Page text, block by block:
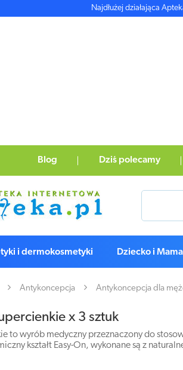
Najdłużej działająca
Blog Dziś polecamy
i dermokosmetyki Dziecko i Mama
Antykoncepcja Antykoncepcja dla
x 3 sztuk
to wyrób medyczny przeznaczony do
kształt Easy-On, wykonane są z